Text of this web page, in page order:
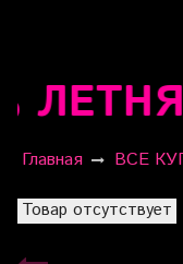
Главная ВСЕ
Товар отсутствует